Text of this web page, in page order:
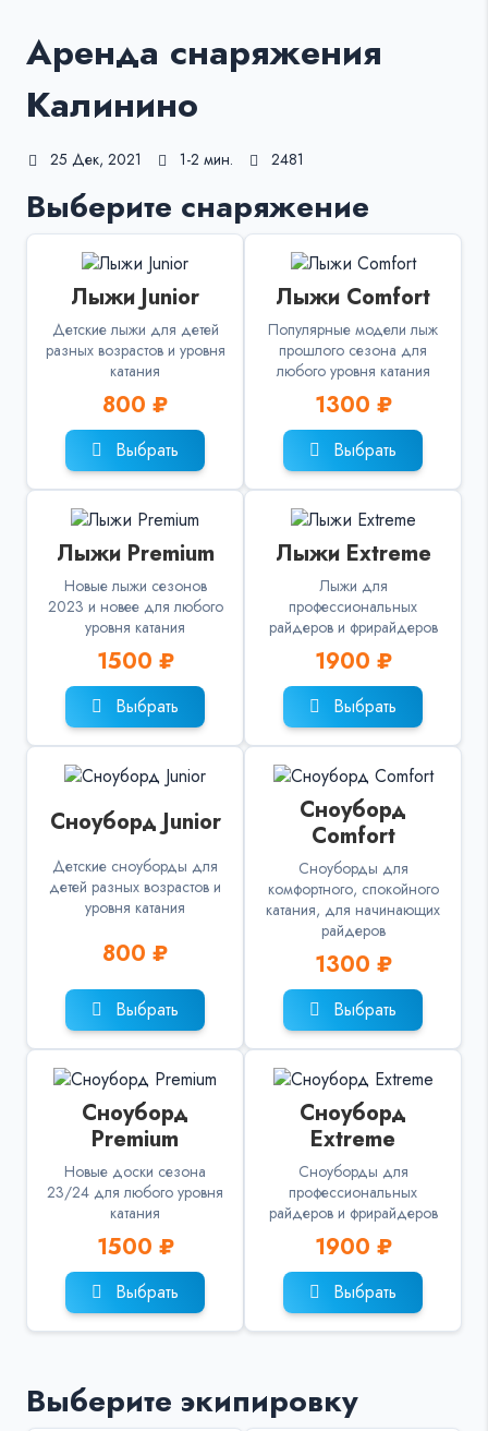
Аренда снаряжения
Калинино
25 Дек, 2021 1-2 мин. 2481
Выберите снаряжение
Лыжи Junior
Детские лыжи для детей
разных возрастов и уровня
катания
800 ₽
Выбрать
Лыжи Comfort
Популярные модели лыж
прошлого сезона для
любого уровня катания
1300 ₽
Выбрать
Лыжи Premium
Новые лыжи сезонов
2023 и новее для любого
уровня катания
1500 ₽
Выбрать
Лыжи Extreme
Лыжи для
профессиональных
райдеров и фрирайдеров
1900 ₽
Выбрать
Сноуборд Junior
Детские сноуборды для
детей разных возрастов и
уровня катания
800 ₽
Выбрать
Сноуборд
Comfort
Сноуборды для
комфортного, спокойного
катания, для начинающих
райдеров
1300 ₽
Выбрать
Сноуборд
Premium
Новые доски сезона
23/24 для любого уровня
катания
1500 ₽
Выбрать
Сноуборд
Extreme
Сноуборды для
профессиональных
райдеров и фрирайдеров
1900 ₽
Выбрать
Выберите экипировку